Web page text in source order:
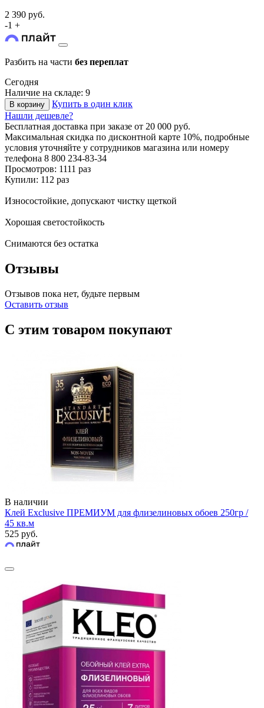
2 390 руб.
-1 +
Разбить на части без переплат
Сегодня
Наличие на складе: 9
В корзину
Купить в один клик
Нашли дешевле?
Бесплатная доставка при заказе от 20 000 руб.
Максимальная скидка по дисконтной карте 10%, подробные
условия уточняйте у сотрудников магазина или номеру
телефона 8 800 234-83-34
Просмотров: 1111 раз
Купили: 112 раз
Износостойкие, допускают чистку щеткой
Хорошая светостойкость
Снимаются без остатка
Отзывы
Отзывов пока нет, будьте первым
Оставить отзыв
С этим товаром покупают
В наличии
Клей Exclusive ПРЕМИУМ для флизелиновых обоев 250гр /
45 кв.м
525 руб.